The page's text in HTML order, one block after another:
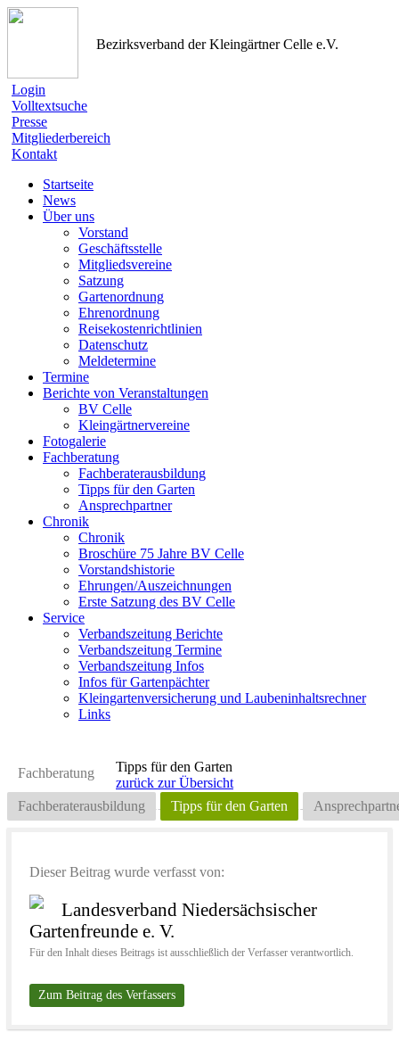
Bezirksverband der Kleingärtner Celle e.V.
Login
Volltextsuche
Presse
Mitgliederbereich
Kontakt
Startseite
News
Über uns
Vorstand
Geschäftsstelle
Mitgliedsvereine
Satzung
Gartenordnung
Ehrenordnung
Reisekostenrichtlinien
Datenschutz
Meldetermine
Termine
Berichte von Veranstaltungen
BV Celle
Kleingärtnervereine
Fotogalerie
Fachberatung
Fachberaterausbildung
Tipps für den Garten
Ansprechpartner
Chronik
Chronik
Broschüre 75 Jahre BV Celle
Vorstandshistorie
Ehrungen/Auszeichnungen
Erste Satzung des BV Celle
Service
Verbandszeitung Berichte
Verbandszeitung Termine
Verbandszeitung Infos
Infos für Gartenpächter
Kleingartenversicherung und Laubeninhaltsrechner
Links
Fachberatung
Fachberaterausbildung Tipps für den Garten
Tipps für den Garten
zurück zur Übersicht
Dieser Beitrag wurde verfasst von:
Landesverband Niedersächsischer
Gartenfreunde e. V.
Für den Inhalt dieses Beitrags ist ausschließlich der Verfasser verantwortlich.
Zum Beitrag des Verfassers